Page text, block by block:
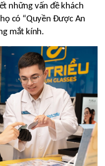
những vấn đề khách
có “Quyền Được An
mắt kính.